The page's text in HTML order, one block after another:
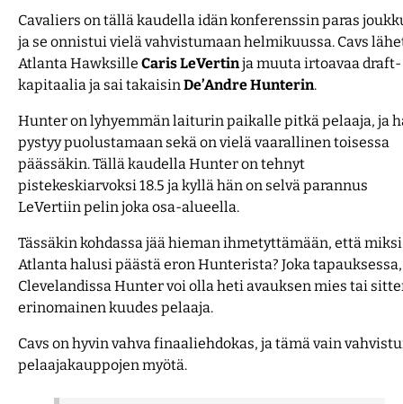
Cavaliers on tällä kaudella idän konferenssin paras
ja se onnistui vielä vahvistumaan helmikuussa. Cavs
Atlanta Hawksille CarisLeVertinja muuta irtoavaa draft-
kapitaalia ja sai takaisin De’AndreHunterin.
Hunter on lyhyemmän laiturin paikalle pitkä pelaaja, ja
pystyy puolustamaan sekä on vielä vaarallinen toisessa
päässäkin. Tällä kaudella Hunter on tehnyt
pistekeskiarvoksi 18.5 ja kyllä hän on selvä parannus
LeVertiin pelin joka osa-alueella.
Tässäkin kohdassa jää hieman ihmetyttämään, että miksi
Atlanta halusi päästä eron Hunterista? Joka tapauksessa,
Clevelandissa Hunter voi olla heti avauksen mies tai
erinomainen kuudes pelaaja.
Cavs on hyvin vahva finaaliehdokas, ja tämä vain
pelaajakauppojen myötä.